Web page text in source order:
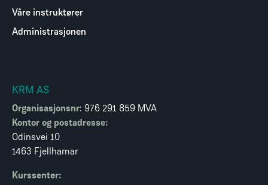
Våre instruktører
Administrasjonen
KRM AS
Organisasjonsnr: 976 291 859 MVA
Kontor og postadresse:
Odinsvei 10
1463 Fjellhamar
Kurssenter: